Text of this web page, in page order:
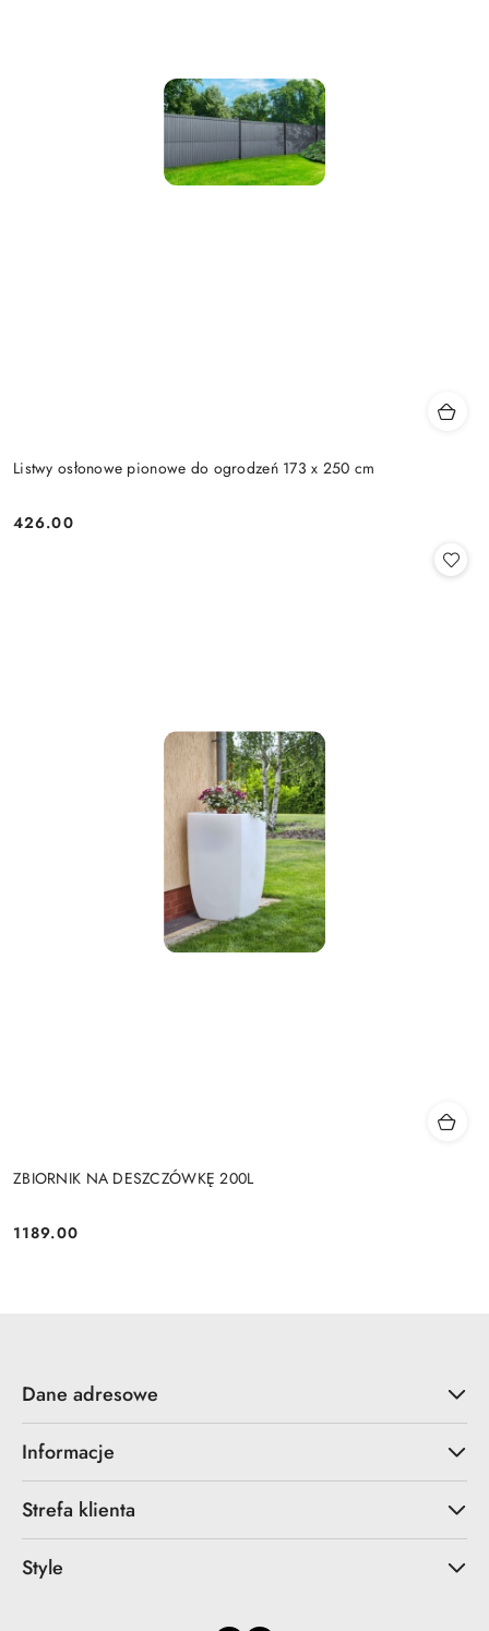
Listwy osłonowe pionowe do ogrodzeń 173 x 250 cm
Cena:
426.00
ZBIORNIK NA DESZCZÓWKĘ 200L
Cena:
1189.00
Dane adresowe
Informacje
Strefa klienta
Style